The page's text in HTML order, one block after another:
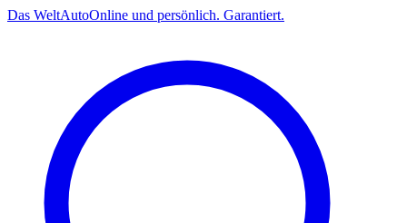
Das WeltAutoOnline und persönlich. Garantiert.